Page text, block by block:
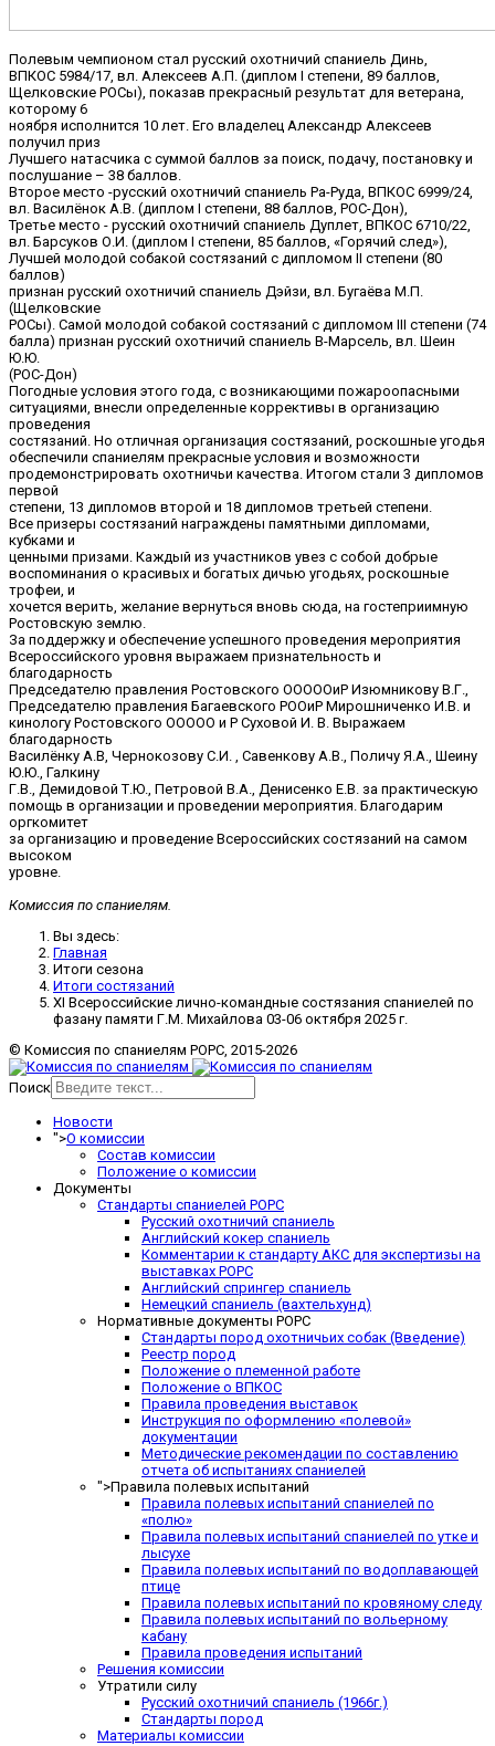
Полевым чемпионом стал русский охотничий спаниель Динь,
ВПКОС 5984/17, вл. Алексеев А.П. (диплом I степени, 89 баллов,
Щелковские РОСы), показав прекрасный результат для ветерана,
которому 6
ноября исполнится 10 лет. Его владелец Александр Алексеев
получил приз
Лучшего натасчика с суммой баллов за поиск, подачу, постановку и
послушание – 38 баллов.
Второе место -русский охотничий спаниель Ра-Руда, ВПКОС 6999/24,
вл. Василёнок А.В. (диплом I степени, 88 баллов, РОС-Дон),
Третье место - русский охотничий спаниель Дуплет, ВПКОС 6710/22,
вл. Барсуков О.И. (диплом I степени, 85 баллов, «Горячий след»),
Лучшей молодой собакой состязаний с дипломом II степени (80
баллов)
признан русский охотничий спаниель Дэйзи, вл. Бугаёва М.П.
(Щелковские
РОСы). Самой молодой собакой состязаний с дипломом III степени (74
балла) признан русский охотничий спаниель В-Марсель, вл. Шеин
Ю.Ю.
(РОС-Дон)
Погодные условия этого года, с возникающими пожароопасными
ситуациями, внесли определенные коррективы в организацию
проведения
состязаний. Но отличная организация состязаний, роскошные угодья
обеспечили спаниелям прекрасные условия и возможности
продемонстрировать охотничьи качества. Итогом стали 3 дипломов
первой
степени, 13 дипломов второй и 18 дипломов третьей степени.
Все призеры состязаний награждены памятными дипломами,
кубками и
ценными призами. Каждый из участников увез с собой добрые
воспоминания о красивых и богатых дичью угодьях, роскошные
трофеи, и
хочется верить, желание вернуться вновь сюда, на гостеприимную
Ростовскую землю.
За поддержку и обеспечение успешного проведения мероприятия
Всероссийского уровня выражаем признательность и
благодарность
Председателю правления Ростовского ОООООиР Изюмникову В.Г.,
Председателю правления Багаевского РООиР Мирошниченко И.В. и
кинологу Ростовского ООООО и Р Суховой И. В. Выражаем
благодарность
Василёнку А.В, Чернокозову С.И. , Савенкову А.В., Поличу Я.А., Шеину
Ю.Ю., Галкину
Г.В., Демидовой Т.Ю., Петровой В.А., Денисенко Е.В. за практическую
помощь в организации и проведении мероприятия. Благодарим
оргкомитет
за организацию и проведение Всероссийских состязаний на самом
высоком
уровне.
Комиссия по спаниелям.
Вы здесь:
Главная
Итоги сезона
Итоги состязаний
XI Всероссийские лично-командные состязания спаниелей по
фазану памяти Г.М. Михайлова 03-06 октября 2025 г.
© Комиссия по спаниелям РОРС, 2015-2026
Поиск
Новости
">О комиссии
Состав комиссии
Положение о комиссии
Документы
Стандарты спаниелей РОРС
Русский охотничий спаниель
Английский кокер спаниель
Комментарии к стандарту АКС для экспертизы на
выставках РОРС
Английский спрингер спаниель
Немецкий спаниель (вахтельхунд)
Нормативные документы РОРС
Стандарты пород охотничьих собак (Введение)
Реестр пород
Положение о племенной работе
Положение о ВПКОС
Правила проведения выставок
Инструкция по оформлению «полевой»
документации
Методические рекомендации по составлению
отчета об испытаниях спаниелей
">Правила полевых испытаний
Правила полевых испытаний спаниелей по
«полю»
Правила полевых испытаний спаниелей по утке и
лысухе
Правила полевых испытаний по водоплавающей
птице
Правила полевых испытаний по кровяному следу
Правила полевых испытаний по вольерному
кабану
Правила проведения испытаний
Решения комиссии
Утратили силу
Русский охотничий спаниель (1966г.)
Стандарты пород
Материалы комиссии